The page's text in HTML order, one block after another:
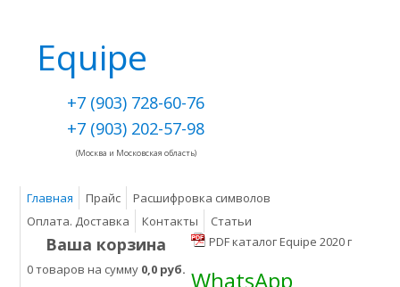
Equipe
+7 (903) 728-60-76
+7 (903) 202-57-98
(Москва и Московская область)
Главная Прайс
Расшифровка символов
Оплата. Доставка
Контакты Статьи
Ваша корзина
0 товаров на сумму 0,0 руб.
PDF каталог Equipe 2020 г
WhatsApp